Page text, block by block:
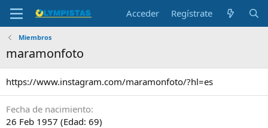
Acceder Regístrate
Miembros
maramonfoto
https://www.instagram.com/maramonfoto/?hl=es
Fecha de nacimiento
26 Feb 1957 (Edad: 69)